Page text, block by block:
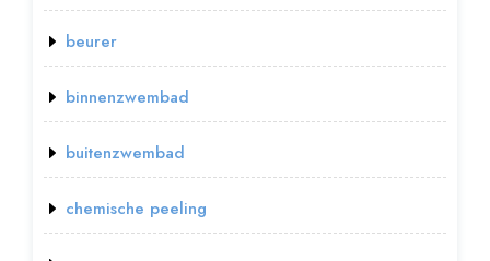
beurer
binnenzwembad
buitenzwembad
chemische peeling